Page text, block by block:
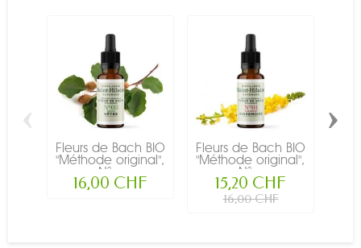
Fleurs de Bach BIO
"Méthode original",
N°...
16,00 CHF
Fleurs de Bach BIO
"Méthode original",
N°...
15,20 CHF
16,00 CHF
‹ ›